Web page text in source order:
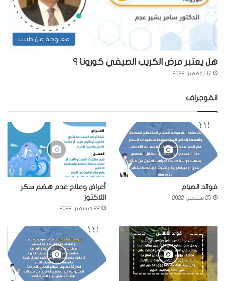
معلومة من طبيب
هل يعتبر مرض الكريب الصيفي كورونا ؟
17 نوفمبر، 2022
انفوجراف
فوائد الصيام
25 سبتمبر، 2022
أعراض وعلاج عدم هضم سكر
اللاكتوز
22 ديسمبر، 2022